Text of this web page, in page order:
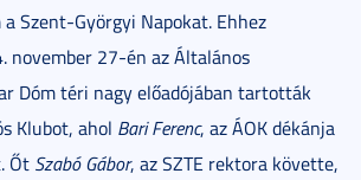
Szent-Györgyi Napokat. Ehhez
november 27-én az Általános
Dóm téri nagy előadójában tartották
Klubot, ahol Bari Ferenc, az ÁOK dékánja
Őt Szabó Gábor, az SZTE rektora követte,